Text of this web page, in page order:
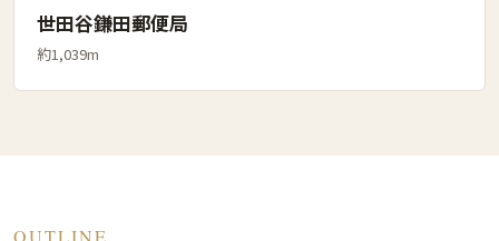
世田谷鎌田郵便局
約1,039m